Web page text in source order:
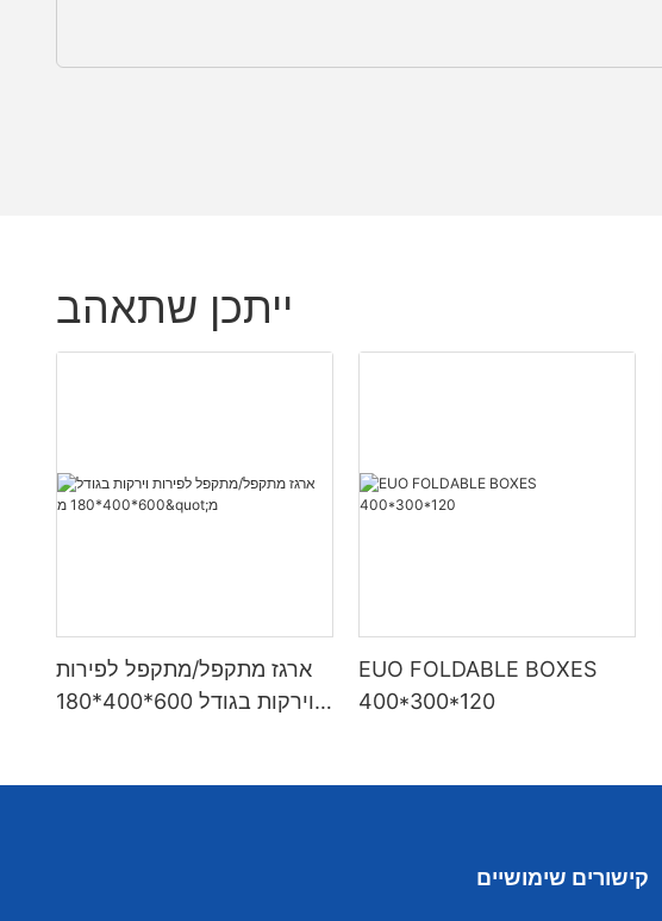
ייתכן שתאהב
ארגז מתקפל/מתקפל לפירות
וירקות בגודל 600*400*180
EUO FOLDABLE BOXES
400*300*120
קישורים שימושיים